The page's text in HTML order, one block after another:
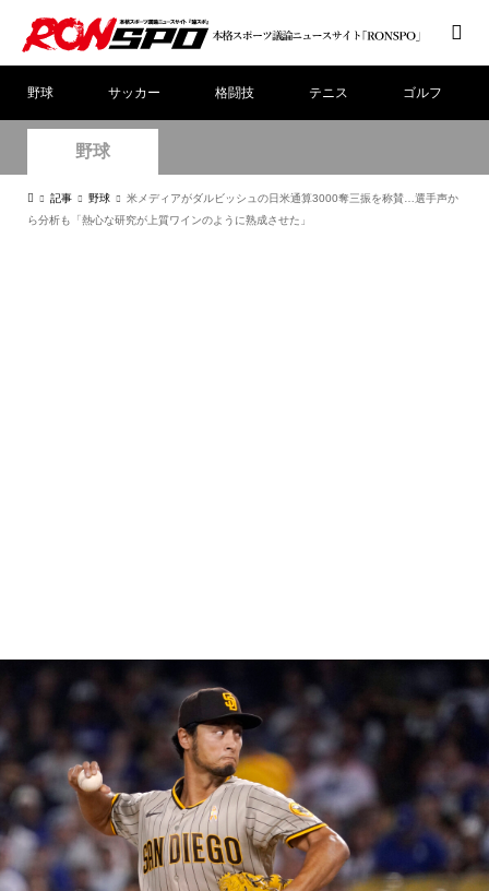
野球 サッカー 格闘技 テニス ゴルフ
野球
記事 野球
米メディアがダルビッシュの日米通算3000奪三振を称賛…選手声か
ら分析も「熱心な研究が上質ワインのように熟成させた」